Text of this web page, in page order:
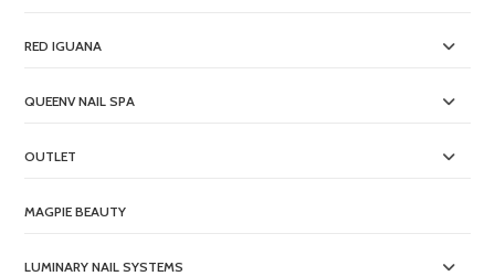
RED IGUANA
QUEENV NAIL SPA
OUTLET
MAGPIE BEAUTY
LUMINARY NAIL SYSTEMS